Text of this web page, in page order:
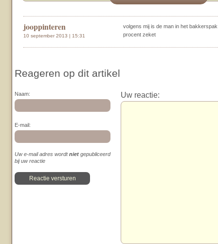
jooppinteren
10 september 2013 | 15:31
volgens mij is de man in het
procent zeket
Reageren op dit artikel
Naam:
E-mail:
Uw e-mail adres wordtniet gepubliceerd
bij uw reactie
Uw reactie: